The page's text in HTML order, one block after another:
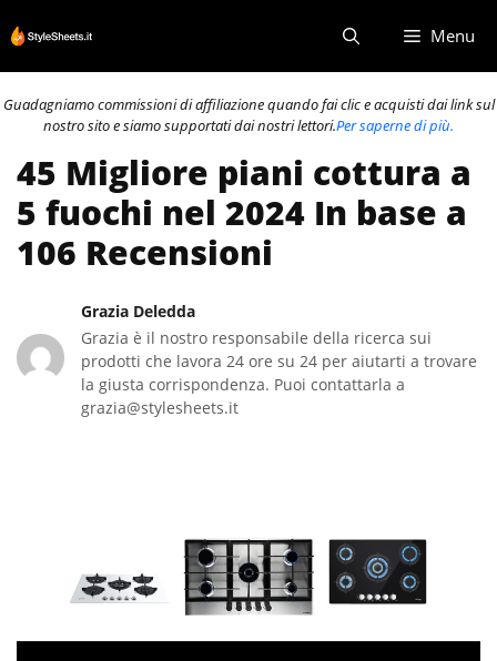
al
contenuto
Menu
Guadagniamo commissioni di affiliazione quando fai clic e acquisti dai link sul
nostro sito e siamo supportati dai nostri lettori.Per saperne di più.
45 Migliore piani cottura a
5 fuochi nel 2024 In base a
106 Recensioni
Grazia Deledda
Grazia è il nostro responsabile della ricerca sui
prodotti che lavora 24 ore su 24 per aiutarti a trovare
la giusta corrispondenza. Puoi contattarla a
grazia@stylesheets.it